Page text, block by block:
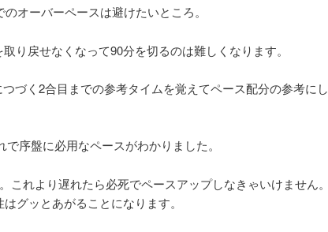
オーバーペースは避けたいところ。
り戻せなくなって90分を切るのは難しくなります。
づく2合目までの参考タイムを覚えてペース配分の参考にし
序盤に必用なペースがわかりました。
れより遅れたら必死でペースアップしなきゃいけません。
グッとあがることになります。